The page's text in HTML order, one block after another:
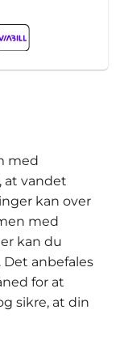
med
at vandet
kan over
med
kan du
anbefales
for at
sikre, at din